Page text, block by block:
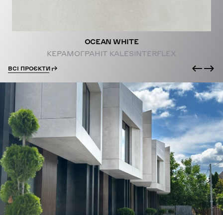
OCEAN WHITE
КЕРАМОГРАНІТ KALESINTERFLEX
ВСІ ПРОЄКТИ